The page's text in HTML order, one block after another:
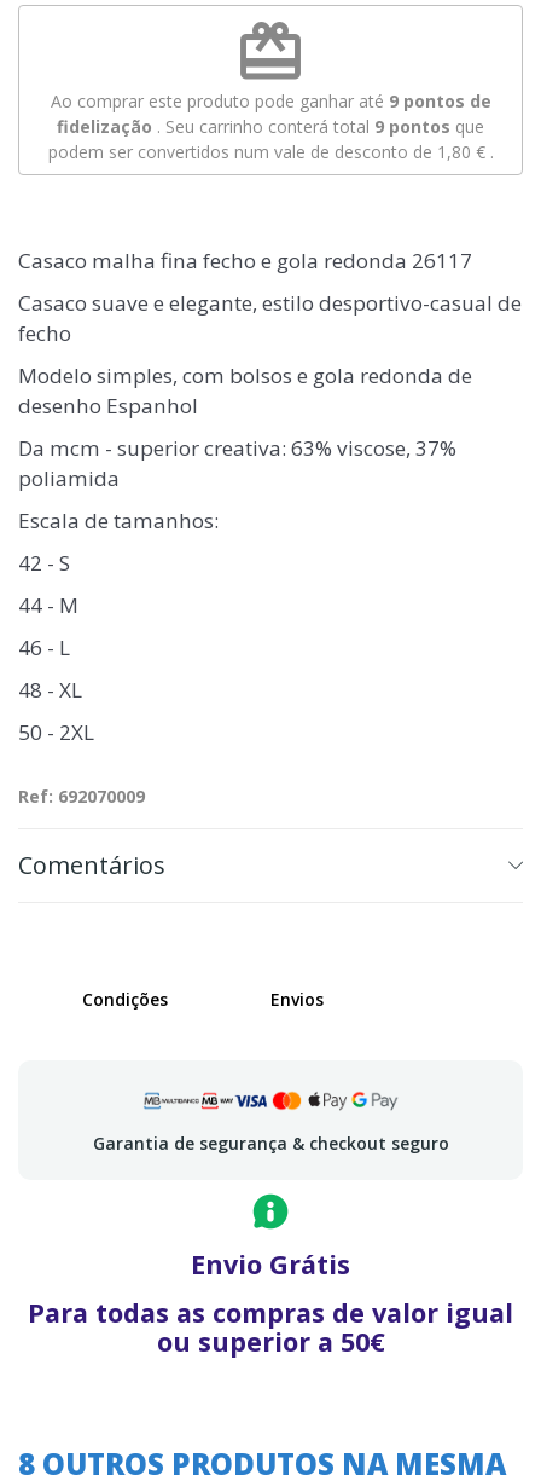
redeem
Ao comprar este produto pode ganhar até 9pontos de
fidelização . Seu carrinho conterá total 9 pontos que
podem ser convertidos num vale de desconto de 1,80 €.
Casaco malha fina fecho e gola redonda 26117
Casaco suave e elegante, estilo desportivo-casual de
fecho
Modelo simples, com bolsos e gola redonda de
desenho Espanhol
Da mcm - superior creativa: 63% viscose, 37%
poliamida
Escala de tamanhos:
42 - S
44 - M
46 - L
48 - XL
50 - 2XL
Ref: 692070009
Comentários
Condições Envios
Garantia de segurança & checkout seguro
Envio Grátis
Para todas as compras de valor igual
ou superior a 50€
8 OUTROS PRODUTOS NA MESMA